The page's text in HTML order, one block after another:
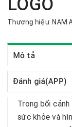
LOGO
Thương hiệu: NAM
Mô tả
Đánh giá(APP)
Trong bối
sức khỏe và